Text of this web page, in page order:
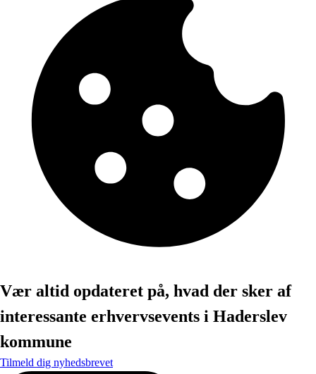
Vær altid opdateret på, hvad der sker af
interessante erhvervsevents i Haderslev
kommune
Tilmeld dig nyhedsbrevet